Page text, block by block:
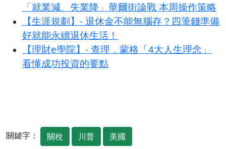
「就業減、失業降」華爾街論戰 本周操作策略
【生涯規劃】- 退休金不能無腦存？四筆錢準備
好就能永續退休生活！
【理財e學院】- 查理．蒙格「4大人生理念」
看懂成功投資的要點
關鍵字： 關稅 川普 美國